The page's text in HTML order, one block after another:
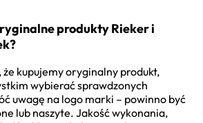
produkty Rieker i
kupujemy oryginalny produkt,
wybierać sprawdzonych
uwagę na logo marki – powinno być
lub naszyte. Jakość wykonania,